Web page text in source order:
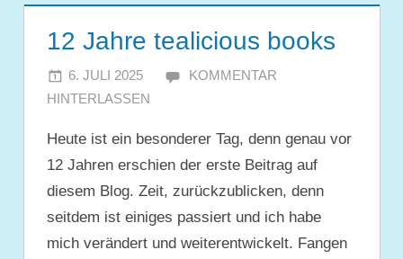
12 Jahre tealicious books
6. JULI 2025 JULIA
KOMMENTAR
HINTERLASSEN
Heute ist ein besonderer Tag, denn genau vor
12 Jahren erschien der erste Beitrag auf
diesem Blog. Zeit, zurückzublicken, denn
seitdem ist einiges passiert und ich habe
mich verändert und weiterentwickelt. Fangen